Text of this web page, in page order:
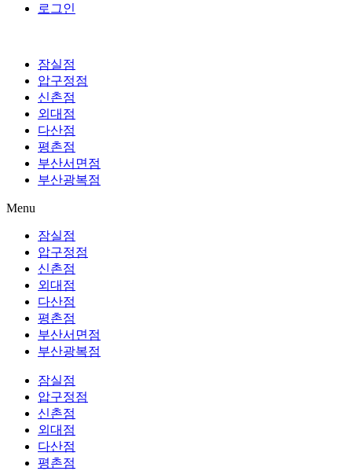
로그인
잠실점
압구정점
신촌점
외대점
다산점
평촌점
부산서면점
부산광복점
Menu
잠실점
압구정점
신촌점
외대점
다산점
평촌점
부산서면점
부산광복점
잠실점
압구정점
신촌점
외대점
다산점
평촌점